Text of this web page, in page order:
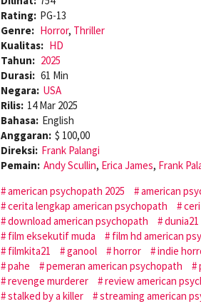
Rating: PG-13
Genre: Horror, Thriller
Kualitas: HD
Tahun: 2025
Durasi: 61 Min
Negara: USA
Rilis: 14 Mar 2025
Bahasa: English
Anggaran: $ 100,00
Direksi: Frank Palangi
Pemain: Andy Scullin, Erica James, Frank
american psychopath 2025
american
cerita lengkap american psychopath
download american psychopath
dunia21
film eksekutif muda
film hd american
filmkita21
ganool horror indie
pahe
pemeran american psychopath
revenge murderer
review american
stalked by a killer
streaming american